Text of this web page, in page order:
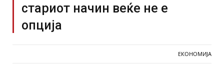
стариот начин веќе не е
опција
ЕКОНОМИЈА